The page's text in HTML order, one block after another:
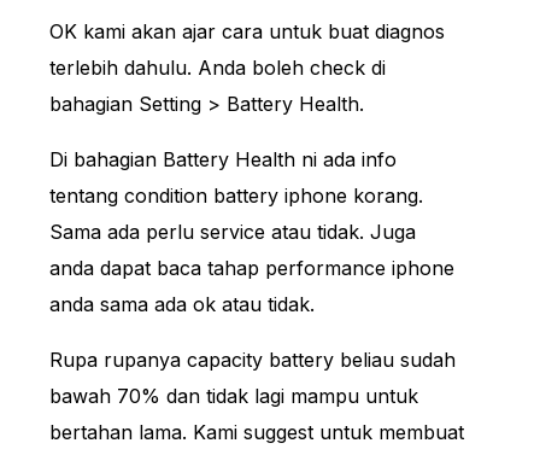
OK kami akan ajar cara untuk buat diagnos
terlebih dahulu. Anda boleh check di
bahagian Setting > Battery Health.
Di bahagian Battery Health ni ada info
tentang condition battery iphone korang.
Sama ada perlu service atau tidak. Juga
anda dapat baca tahap performance iphone
anda sama ada ok atau tidak.
Rupa rupanya capacity battery beliau sudah
bawah 70% dan tidak lagi mampu untuk
bertahan lama. Kami suggest untuk membuat